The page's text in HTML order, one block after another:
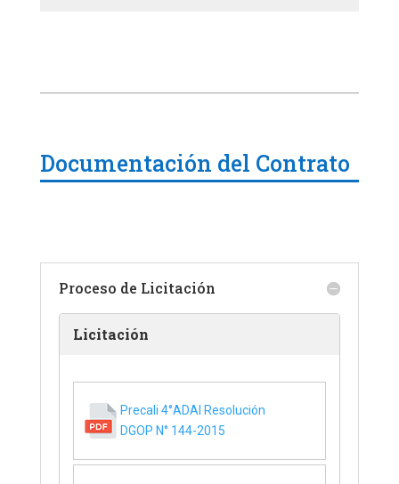
Documentación del Contrato
Proceso de Licitación
Licitación
Precali 4°ADAI Resolución
DGOP N° 144-2015